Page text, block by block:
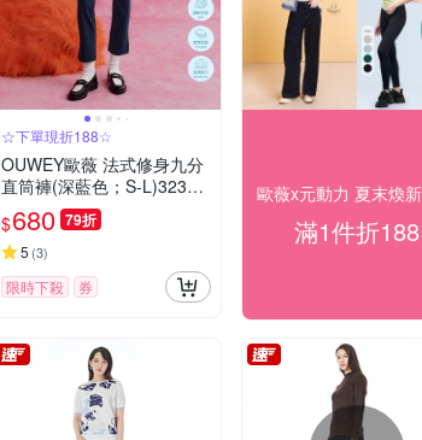
☆下單現折188☆
OUWEY歐薇 法式修身九分
直筒褲(深藍色；S-L)32334
36318
$680 79折
5 (3)
限時下殺 券
滿1件折188